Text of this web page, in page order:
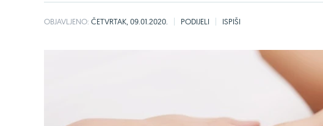
OBJAVLJENO: ČETVRTAK, 09.01.2020. PODIJELI ISPIŠI